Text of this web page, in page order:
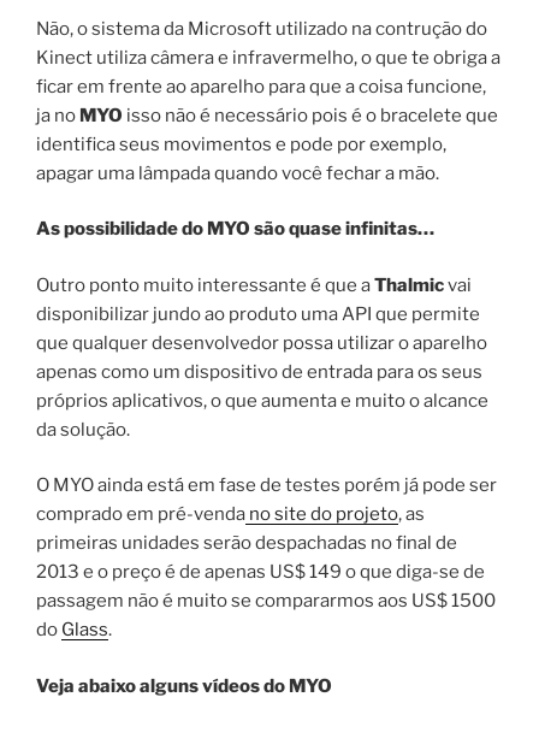
Não, o sistema da Microsoft utilizado na contrução do
Kinect utiliza câmera e infravermelho, o que te obriga a
ficar em frente ao aparelho para que a coisa funcione,
ja no MYO isso não é necessário pois é o bracelete que
identifica seus movimentos e pode por exemplo,
apagar uma lâmpada quando você fechar a mão.
As possibilidade do MYO são quase infinitas…
Outro ponto muito interessante é que aThalmicvai
disponibilizar jundo ao produto uma API que permite
que qualquer desenvolvedor possa utilizar o aparelho
apenas como um dispositivo de entrada para os seus
próprios aplicativos, o que aumenta e muito o alcance
da solução.
O MYO ainda está em fase de testes porém já pode ser
comprado em pré-venda no site do projeto, as
primeiras unidades serão despachadas no final de
2013 e o preço é de apenas US$ 149 o que diga-se de
passagem não é muito se compararmos aos US$ 1500
do Glass.
Veja abaixo alguns vídeos do MYO